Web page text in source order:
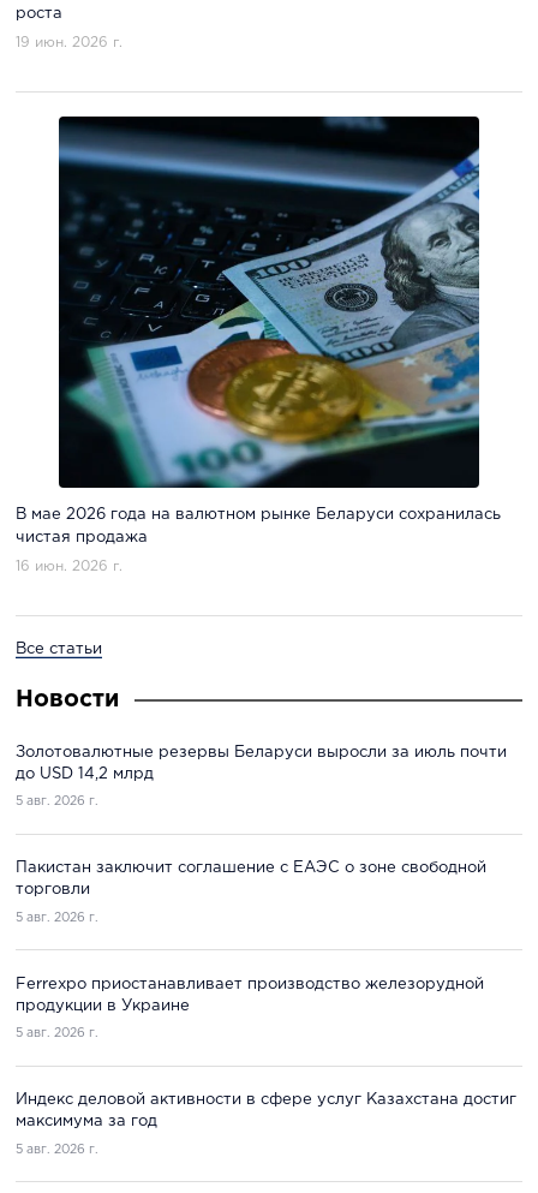
роста
19 июн. 2026 г.
В мае 2026 года на валютном рынке Беларуси сохранилась
чистая продажа
16 июн. 2026 г.
Все статьи
Новости
Золотовалютные резервы Беларуси выросли за июль почти
до USD 14,2 млрд
5 авг. 2026 г.
Пакистан заключит соглашение с ЕАЭС о зоне свободной
торговли
5 авг. 2026 г.
Ferrexpo приостанавливает производство железорудной
продукции в Украине
5 авг. 2026 г.
Индекс деловой активности в сфере услуг Казахстана достиг
максимума за год
5 авг. 2026 г.